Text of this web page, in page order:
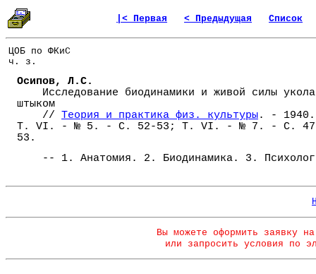
|< Первая < Предыдущая Список
ЦОБ по ФКиС
ч. з.
Осипов, Л.С.
Исследование биодинамики и живой силы укола
штыком
// Теория и практика физ. культуры. -
Т. VI. - № 5. - С. 52-53; Т. VI. - № 7. - С.
53.
-- 1. Анатомия. 2. Биодинамика. 3.
Вы можете оформить заявку
или запросить условия по